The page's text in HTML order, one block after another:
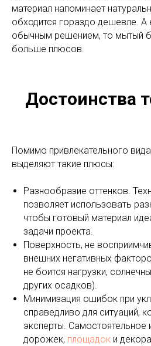
материал напоминает
обходится гораздо дешевле. А
обычным решением, то мытый
больше плюсов.
Достоинства
Помимо привлекательного
выделяют такие плюсы:
Разнообразие оттенков.
позволяет использовать
чтобы готовый материал
задачи проекта.
Поверхность, не
внешних негативных
не боится нагрузки,
других осадков).
Минимизация ошибок при
справедливо для ситуаций,
эксперты. Самостоятельное
дорожек, площадок и